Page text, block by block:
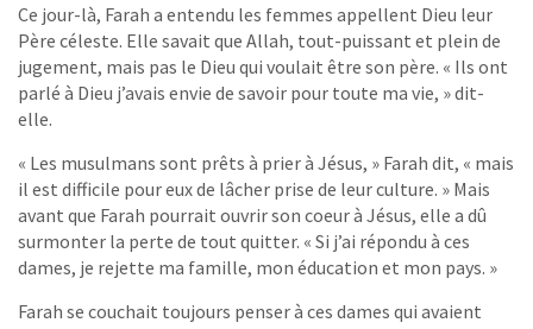
Ce jour-là, Farah a entendu les femmes appellent Dieu leur
Père céleste. Elle savait que Allah, tout-puissant et plein de
jugement, mais pas le Dieu qui voulait être son père. « Ils ont
parlé à Dieu j’avais envie de savoir pour toute ma vie, » dit-
elle.
« Les musulmans sont prêts à prier à Jésus, » Farah dit, « mais
il est difficile pour eux de lâcher prise de leur culture. » Mais
avant que Farah pourrait ouvrir son coeur à Jésus, elle a dû
surmonter la perte de tout quitter. « Si j’ai répondu à ces
dames, je rejette ma famille, mon éducation et mon pays. »
Farah se couchait toujours penser à ces dames qui avaient